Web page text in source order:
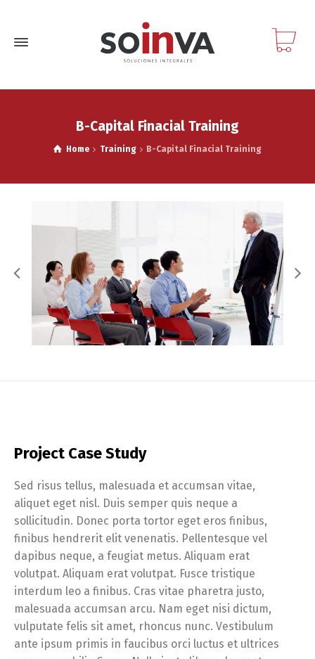
B-Capital Finacial Training
Home Training B-Capital Finacial Training
Project Case Study
Sed risus tellus, malesuada et accumsan vitae,
aliquet eget nisl. Duis semper quis neque a
sollicitudin. Donec porta tortor eget eros finibus,
finibus hendrerit elit venenatis. Pellentesque vel
dapibus neque, a feugiat metus. Aliquam erat
volutpat. Aliquam erat volutpat. Fusce tristique
interdum leo a finibus. Cras vitae pharetra justo,
malesuada accumsan arcu. Nam eget nisi dictum,
vulputate felis sit amet, rhoncus nunc. Vestibulum
ante ipsum primis in faucibus orci luctus et ultrices